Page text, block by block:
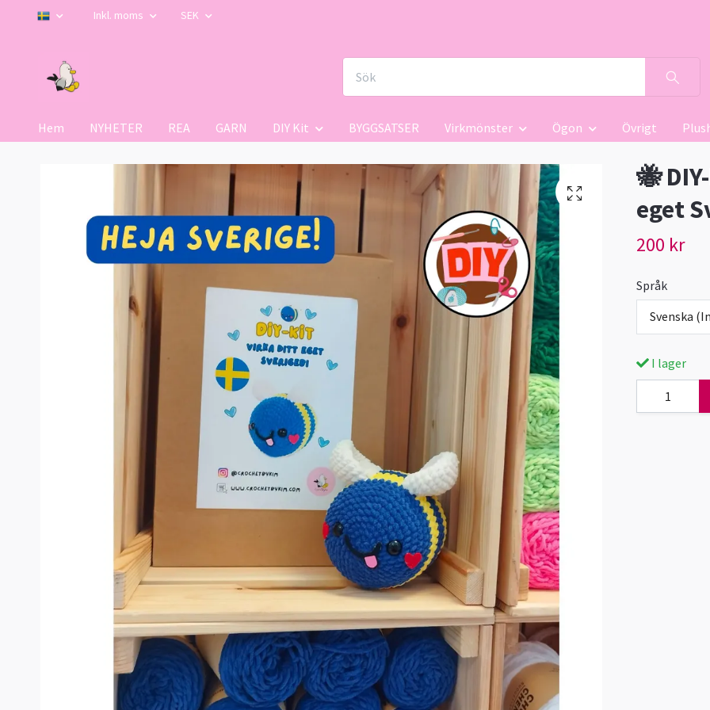
Inkl. moms SEK
Hem NYHETER REA GARN DIY Kit BYGGSATSER Virkmönster Ögon Övrigt
🐝
eget
200 kr
Språk
Svenska
I lager